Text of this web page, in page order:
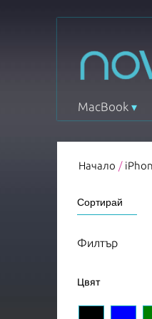
MacBook
Начало /
Филтър
Цвят